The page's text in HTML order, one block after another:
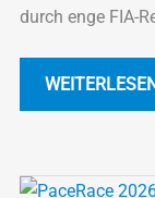
durch enge FIA-